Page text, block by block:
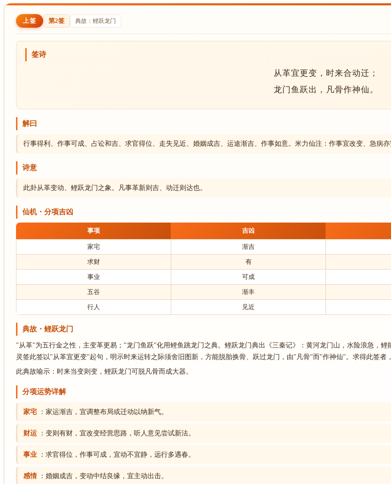
上签 第2签 典故：鲤跃龙门
签诗
从革宜更变，时来合动迁；
龙门鱼跃出，凡骨作神仙。
解曰
行事得利、作事可成、占讼和吉、求官得位、走失见近、婚姻成吉、运途渐吉、作事如意。米力仙注：作事宜改变、急病亦
诗意
此卦从革变动、鲤跃龙门之象。凡事革新则吉、动迁则达也。
仙机・分项吉凶
事项 吉凶
家宅 渐吉
求财 有
事业 可成
五谷 渐丰
行人 见近
典故・鲤跃龙门
"从革"为五行金之性，主变革更易；"龙门鱼跃"化用鲤鱼跳龙门之典。鲤跃龙门典出《三秦记》：黄河龙门山，水险浪急，
灵签此签以"从革宜更变"起句，明示时来运转之际须舍旧图新，方能脱胎换骨、跃过龙门，由"凡骨"而"作神仙"。求得此签者
此典故喻示：时来当变则变，鲤跃龙门可脱凡骨而成大器。
分项运势详解
家宅 ：家运渐吉，宜调整布局或迁动以纳新气。
财运 ：变则有财，宜改变经营思路，听人意见尝试新法。
事业 ：求官得位，作事可成，宜动不宜静，远行多遇春。
感情 ：婚姻成吉，变动中结良缘，宜主动出击。